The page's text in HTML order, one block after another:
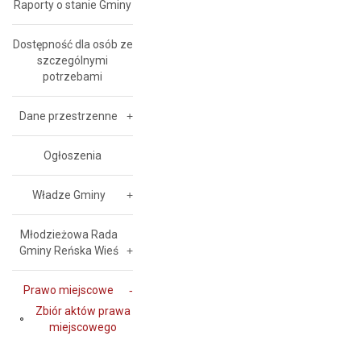
Raporty o stanie Gminy
Dostępność dla osób ze
szczególnymi
potrzebami
Dane przestrzenne
Ogłoszenia
Władze Gminy
Młodzieżowa Rada
Gminy Reńska Wieś
Prawo miejscowe
Zbiór aktów prawa
miejscowego